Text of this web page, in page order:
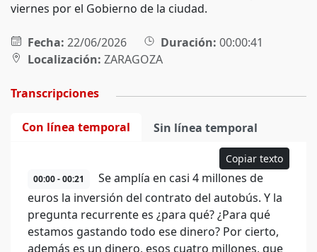
viernes por el Gobierno de la ciudad.
Fecha: 22/06/2026 Duración: 00:00:41
Localización: ZARAGOZA
Transcripciones
Con línea temporal Sin línea temporal
Copiar texto
00:00 - 00:21
Se amplía en casi 4 millones de
euros la inversión del contrato del autobús. Y la
pregunta recurrente es ¿para qué? ¿Para qué
estamos gastando todo ese dinero? Por cierto,
además es un dinero, esos cuatro millones, que